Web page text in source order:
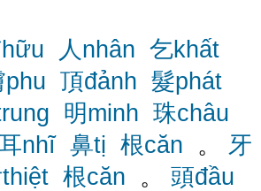
人nhân 乞khất
phu 頂đảnh 髮phát
明minh 珠châu
nhĩ 鼻tị 根căn 。 牙
根căn 。 頭đầu